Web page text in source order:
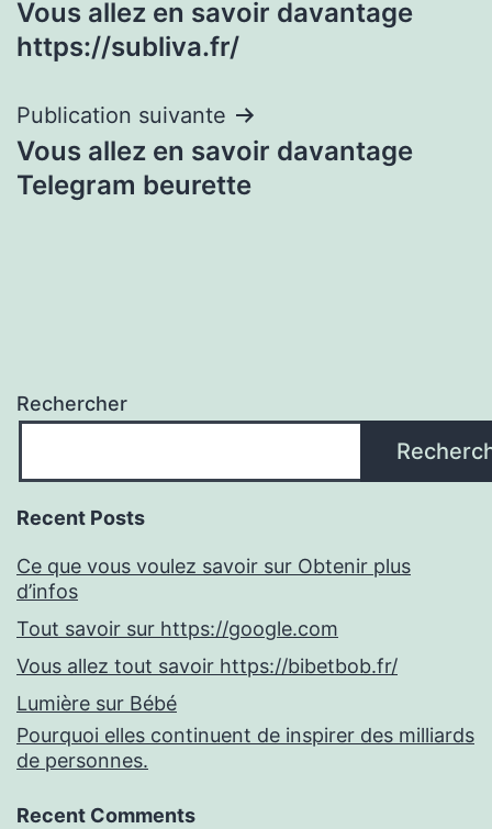
de
Vous allez en savoir davantage
https://subliva.fr/
Publication suivante
Vous allez en savoir davantage
Telegram beurette
Rechercher
Recent Posts
Ce que vous voulez savoir sur Obtenir plus
d’infos
Tout savoir sur https://google.com
Vous allez tout savoir https://bibetbob.fr/
Lumière sur Bébé
Pourquoi elles continuent de inspirer des milliards
de personnes.
Recent Comments